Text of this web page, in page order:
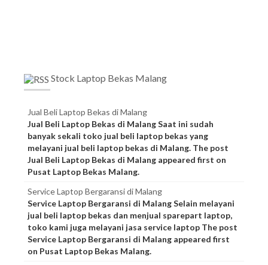
Stock Laptop Bekas Malang
Jual Beli Laptop Bekas di Malang
Jual Beli Laptop Bekas di Malang Saat ini sudah
banyak sekali toko jual beli laptop bekas yang
melayani jual beli laptop bekas di Malang. The post
Jual Beli Laptop Bekas di Malang appeared first on
Pusat Laptop Bekas Malang.
Service Laptop Bergaransi di Malang
Service Laptop Bergaransi di Malang Selain melayani
jual beli laptop bekas dan menjual sparepart laptop,
toko kami juga melayani jasa service laptop The post
Service Laptop Bergaransi di Malang appeared first
on Pusat Laptop Bekas Malang.